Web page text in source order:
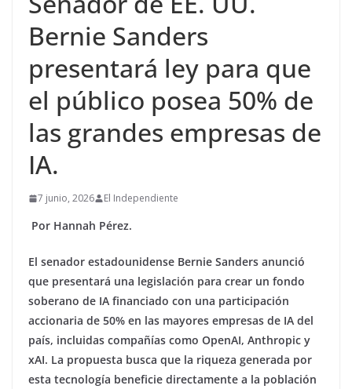
Bernie Sanders
presentará ley para que
el público posea 50% de
las grandes empresas de
IA.
7 junio, 2026 El Independiente
Por Hannah Pérez.
El senador estadounidense Bernie Sanders anunció
que presentará una legislación para crear un fondo
soberano de IA financiado con una participación
accionaria de 50% en las mayores empresas de IA del
país, incluidas compañías como OpenAI, Anthropic y
xAI. La propuesta busca que la riqueza generada por
esta tecnología beneficie directamente a la población